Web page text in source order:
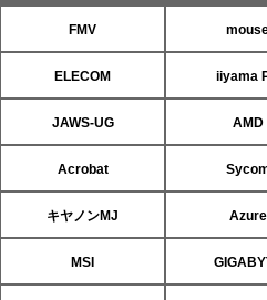
FMV
ELECOM iiyama
JAWS-UG AMD
Acrobat
キヤノンMJ Azure
MSI